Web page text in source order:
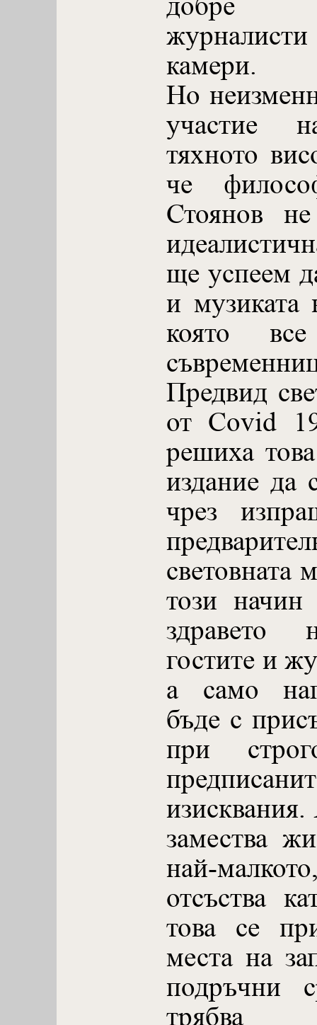
добре
камери.
Но
участие
тяхното
че
Стоянов
ще успеем
и музиката
която
Предвид
от Covid
решиха
издание да
чрез
световната
този
здравето
гостите и
а само
бъде с
при
замества
най-
отсъства
това се
места на
подръчни